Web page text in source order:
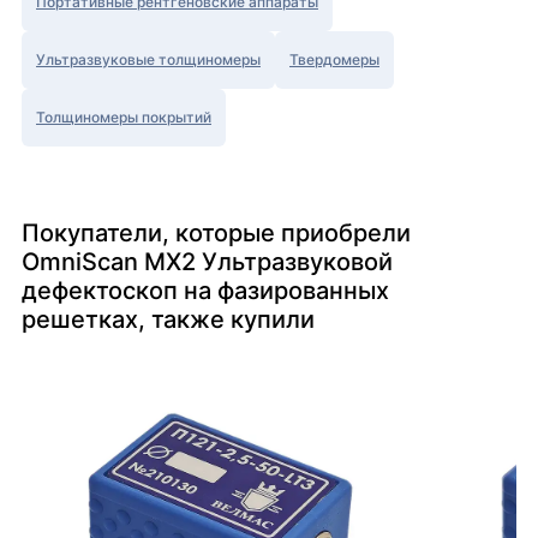
Ультразвуковые толщиномеры Твердомеры
Толщиномеры покрытий
Покупатели, которые приобрели
OmniScan MX2 Ультразвуковой
дефектоскоп на фазированных
решетках, также купили